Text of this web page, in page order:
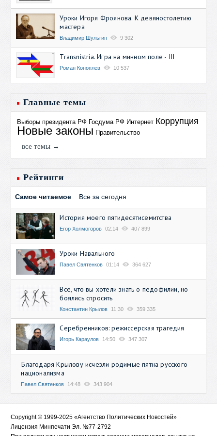
Уроки Игоря Фроянова. К девяностолетию
мастера
Владимир Шульгин 9 302
Transnistria. Игра на минном поле - III
Роман Коноплев 10 537
Главные темы
Выборы президента РФ Госдума РФ Интернет Коррупция
Новые законы Правительство
все темы →
Рейтинги
Самое читаемое Все за сегодня
История моего пятидесятисемитства
Егор Холмогоров 02:14 407 899
Уроки Навального
Павел Святенков 01:14 364 627
Всё, что вы хотели знать о педофилии, но
боялись спросить
Константин Крылов 11:30 359 335
Серебренников: режиссерская трагедия
Игорь Караулов 14:50 347 307
Благодаря Крылову исчезли родимые пятна русского
национализма
Павел Святенков 14:48 343 904
Copyright © 1999-2025 «Агентство Политических Новостей»
Лицензия Минпечати Эл. №77-2792